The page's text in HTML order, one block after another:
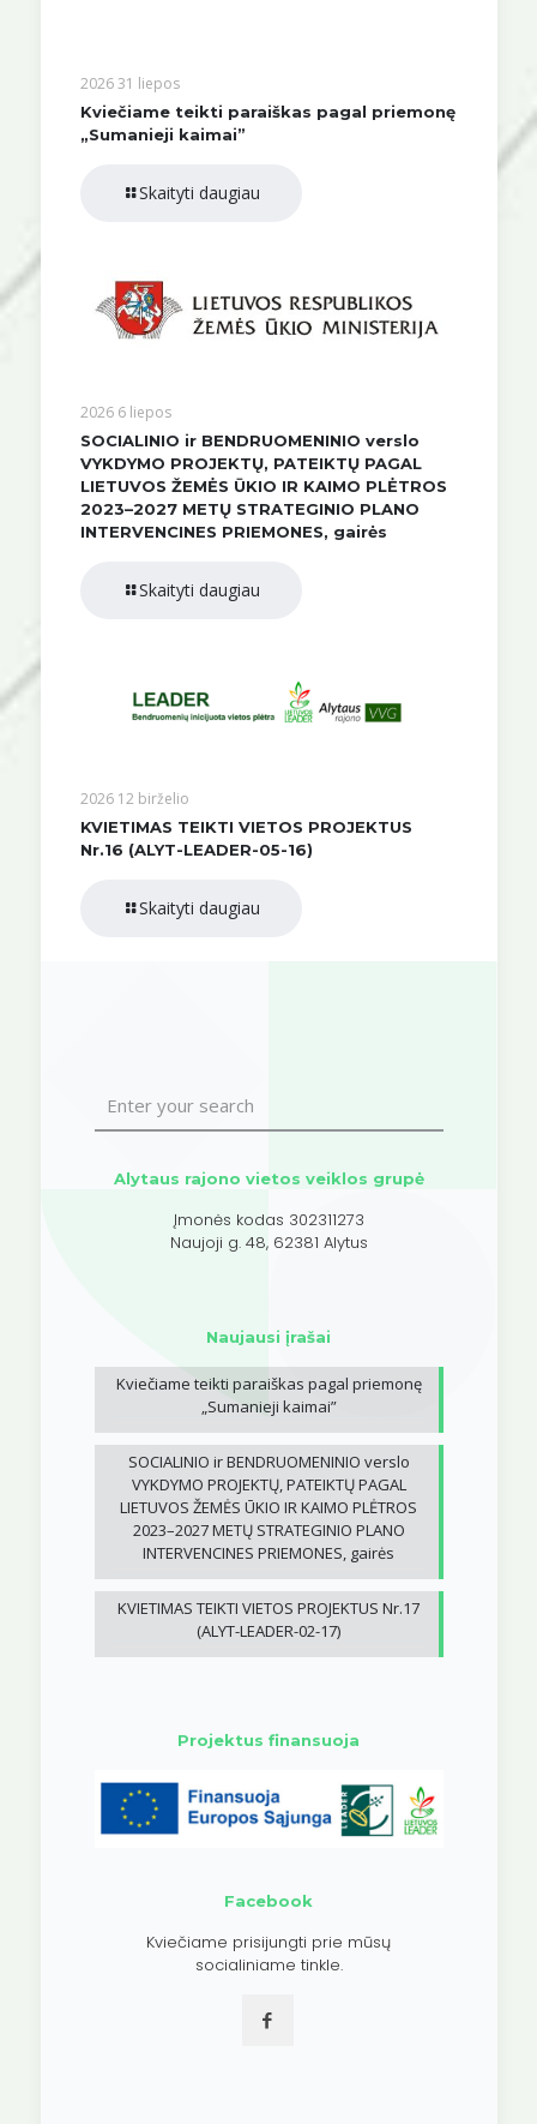
2026 31 liepos
Kviečiame teikti paraiškas pagal priemonę
„Sumanieji kaimai”
Skaityti daugiau
2026 6 liepos
SOCIALINIO ir BENDRUOMENINIO verslo
VYKDYMO PROJEKTŲ, PATEIKTŲ PAGAL
LIETUVOS ŽEMĖS ŪKIO IR KAIMO PLĖTROS
2023–2027 METŲ STRATEGINIO PLANO
INTERVENCINES PRIEMONES, gairės
Skaityti daugiau
2026 12 birželio
KVIETIMAS TEIKTI VIETOS PROJEKTUS
Nr.16 (ALYT-LEADER-05-16)
Skaityti daugiau
Alytaus rajono vietos veiklos grupė
Įmonės kodas 302311273
Naujoji g. 48, 62381 Alytus
Naujausi įrašai
Kviečiame teikti paraiškas pagal priemonę
„Sumanieji kaimai”
SOCIALINIO ir BENDRUOMENINIO verslo
VYKDYMO PROJEKTŲ, PATEIKTŲ PAGAL
LIETUVOS ŽEMĖS ŪKIO IR KAIMO PLĖTROS
2023–2027 METŲ STRATEGINIO PLANO
INTERVENCINES PRIEMONES, gairės
KVIETIMAS TEIKTI VIETOS PROJEKTUS Nr.17
(ALYT-LEADER-02-17)
Projektus finansuoja
Facebook
Kviečiame prisijungti prie mūsų
socialiniame tinkle.